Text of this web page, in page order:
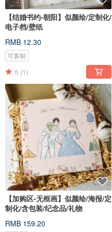
【结婚书约-朝阳】似颜绘/定制化/
电子档/壁纸
RMB 12.30
可客制
5 (1)
【加购区-无框画】似颜绘/海报/定
制化/含包装/纪念品/礼物
RMB 159.20